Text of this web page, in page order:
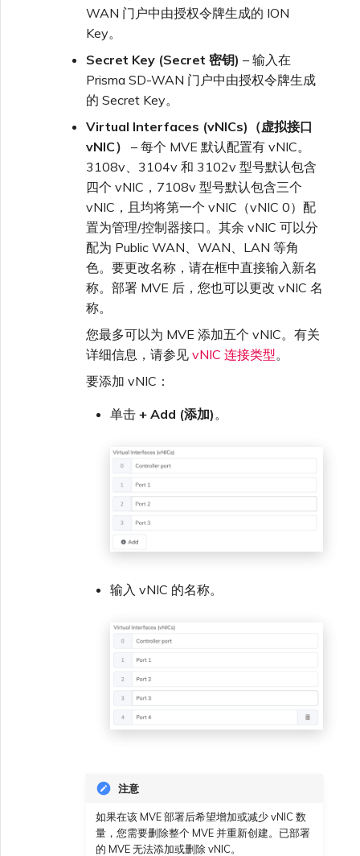
WAN 门户中由授权令牌生成的 ION
Key。
Secret Key (Secret 密钥) – 输入在
Prisma SD-WAN 门户中由授权令牌生成
的 Secret Key。
Virtual Interfaces (vNICs)（虚拟接口
vNIC）
– 每个 MVE 默认配置有 vNIC。
3108v、3104v 和 3102v 型号默认包含
四个 vNIC，7108v 型号默认包含三个
vNIC，且均将第一个 vNIC（vNIC 0）配
置为管理/控制器接口。其余 vNIC 可以分
配为 Public WAN、WAN、LAN 等角
色。要更改名称，请在框中直接输入新名
称。部署 MVE 后，您也可以更改 vNIC 名
称。
您最多可以为 MVE 添加五个 vNIC。有关
详细信息，请参见 vNIC 连接类型。
要添加 vNIC：
单击 + Add (添加) 。
输入 vNIC 的名称。
注意
如果在该 MVE 部署后希望增加或减少 vNIC 数
量，您需要删除整个 MVE 并重新创建。已部署
的 MVE 无法添加或删除 vNIC。